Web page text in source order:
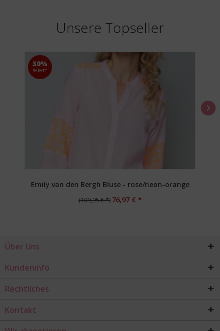
Unsere Topseller
30%
RABATT
Emily van den Bergh Bluse - rose/neon-orange
(109,95 € *) 76,97 € *
Über Uns
Kundeninfo
Rechtliches
Kontakt